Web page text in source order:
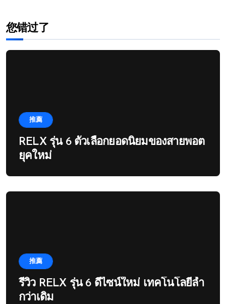
您错过了
推薦
RELX รุ่น 6 ตัวเลือกยอดนิยมของสายพอต
ยุคใหม่
推薦
รีวิว RELX รุ่น 6 ดีไซน์ใหม่ เทคโนโลยีล้ำ
กว่าเดิม